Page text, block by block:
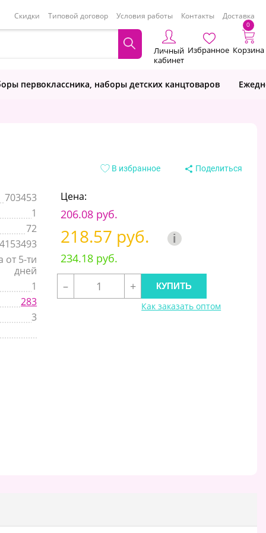
Скидки Типовой договор Условия работы Контакты Доставка
Личный
кабинет
Избранное
0
Корзина
первоклассника, наборы детских канцтоваров
В избранное Поделиться
703453
1
72
от 5-ти
дней
1
283
3
Цена:
206.08 руб.
218.57 руб. i
234.18 руб.
–
+
Как заказать оптом